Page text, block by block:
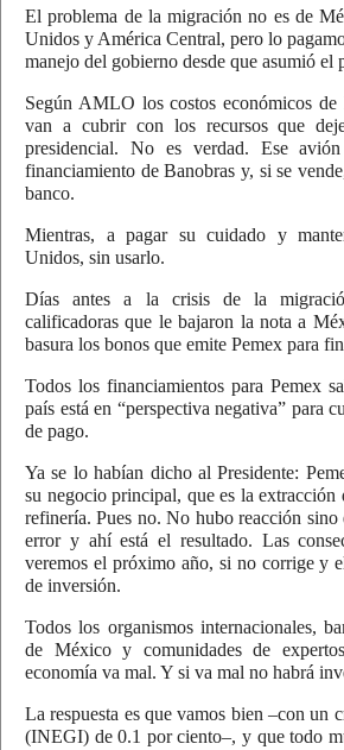
El problema de la migración no es de
Unidos y América Central, pero lo
manejo del gobierno desde que asumió el
Según AMLO los costos económicos
van a cubrir con los recursos que
presidencial. No es verdad. Ese
financiamiento de Banobras y, si se
banco.
Mientras, a pagar su cuidado y
Unidos, sin usarlo.
Días antes a la crisis de la
calificadoras que le bajaron la nota a
basura los bonos que emite Pemex para
Todos los financiamientos para Pemex
país está en “perspectiva negativa” para
de pago.
Ya se lo habían dicho al Presidente:
su negocio principal, que es la extracción
refinería. Pues no. No hubo reacción sino
error y ahí está el resultado. Las
veremos el próximo año, si no corrige y
de inversión.
Todos los organismos internacionales,
de México y comunidades de
economía va mal. Y si va mal no habrá
La respuesta es que vamos bien –con un
(INEGI) de 0.1 por ciento–, y que todo